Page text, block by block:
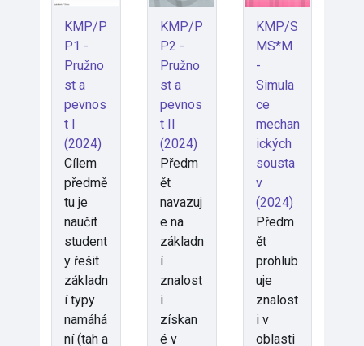
KMP/P
P1 -
Pružno
st a
pevnos
t I
(2024)
Cílem
předmě
tu je
naučit
student
y řešit
základn
í typy
namáhá
ní (tah a
KMP/P
P2 -
Pružno
st a
pevnos
t II
(2024)
Předm
ět
navazuj
e na
základn
í
znalost
i
získan
é v
KMP/S
MS*M
-
Simula
ce
mechan
ických
sousta
v
(2024)
Předm
ět
prohlub
uje
znalost
i v
oblasti